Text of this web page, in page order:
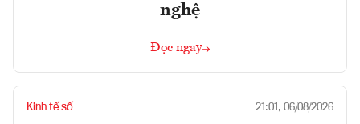
nghệ
Đọc ngay
Kinh tế số 21:01, 06/08/2026